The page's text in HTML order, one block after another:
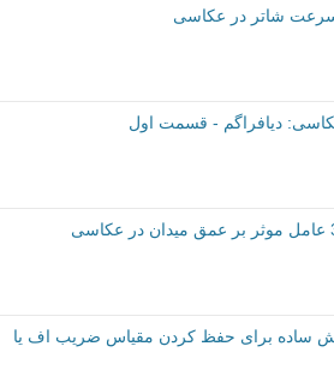
شاتر در عکاسی
دیافراگم - قسمت اول
ساده برای حفظ کردن مقیاس ضریب اف یا